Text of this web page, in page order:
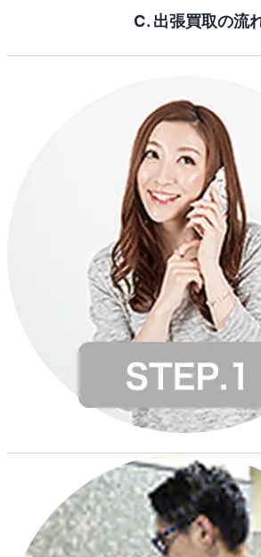
C. 出張買取の流